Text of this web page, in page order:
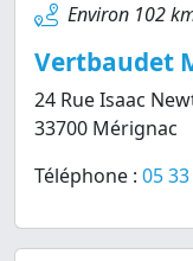
Environ 102
Vertbaudet
24 Rue Isaac
33700 Mérignac
Téléphone : 05